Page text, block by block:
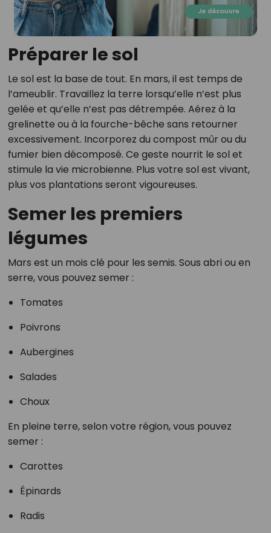
Préparer le sol
Le sol est la base de tout. En mars, il est temps de
l’ameublir. Travaillez la terre lorsqu’elle n’est plus
gelée et qu’elle n’est pas détrempée. Aérez à la
grelinette ou à la fourche-bêche sans retourner
excessivement. Incorporez du compost mûr ou du
fumier bien décomposé. Ce geste nourrit le sol et
stimule la vie microbienne. Plus votre sol est vivant,
plus vos plantations seront vigoureuses.
Semer les premiers
légumes
Mars est un mois clé pour les semis. Sous abri ou en
serre, vous pouvez semer :
Tomates
Poivrons
Aubergines
Salades
Choux
En pleine terre, selon votre région, vous pouvez
semer :
Carottes
Épinards
Radis